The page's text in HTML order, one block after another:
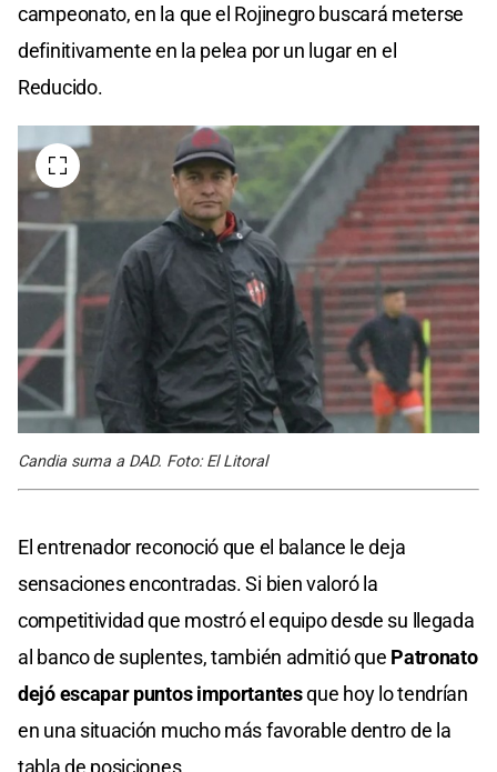
campeonato, en la que el Rojinegro buscará meterse
definitivamente en la pelea por un lugar en el
Reducido.
Candia suma a DAD. Foto: El Litoral
El entrenador reconoció que el balance le deja
sensaciones encontradas. Si bien valoró la
competitividad que mostró el equipo desde su llegada
al banco de suplentes, también admitió que Patronato
dejó escapar puntos importantesque hoy lo tendrían
en una situación mucho más favorable dentro de la
tabla de posiciones.